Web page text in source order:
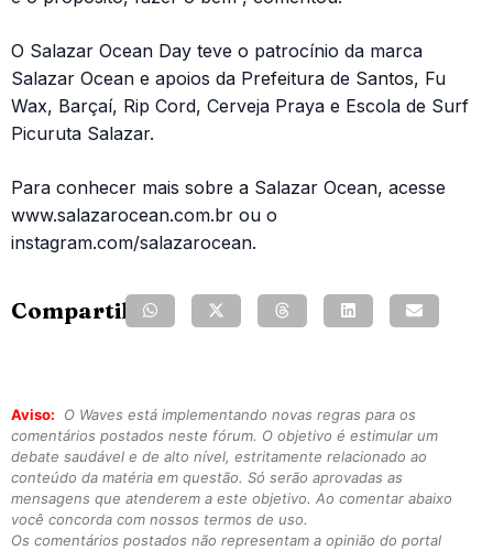
O Salazar Ocean Day teve o patrocínio da marca
Salazar Ocean e apoios da Prefeitura de Santos, Fu
Wax, Barçaí, Rip Cord, Cerveja Praya e Escola de Surf
Picuruta Salazar.
Para conhecer mais sobre a Salazar Ocean, acesse
www.salazarocean.com.br ou o
instagram.com/salazarocean.
Compartilhe:
Aviso:
O Waves está implementando novas regras para os
comentários postados neste fórum. O objetivo é estimular um
debate saudável e de alto nível, estritamente relacionado ao
conteúdo da matéria em questão. Só serão aprovadas as
mensagens que atenderem a este objetivo. Ao comentar abaixo
você concorda com nossos termos de uso.
Os comentários postados não representam a opinião do portal